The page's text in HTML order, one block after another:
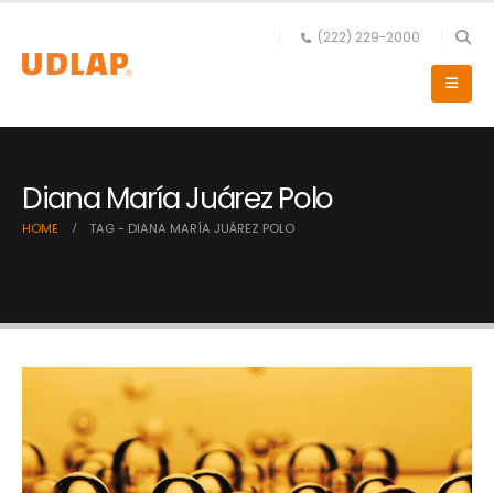
(222) 229-2000
Diana María Juárez Polo
HOME TAG - DIANA MARÍA JUÁREZ POLO